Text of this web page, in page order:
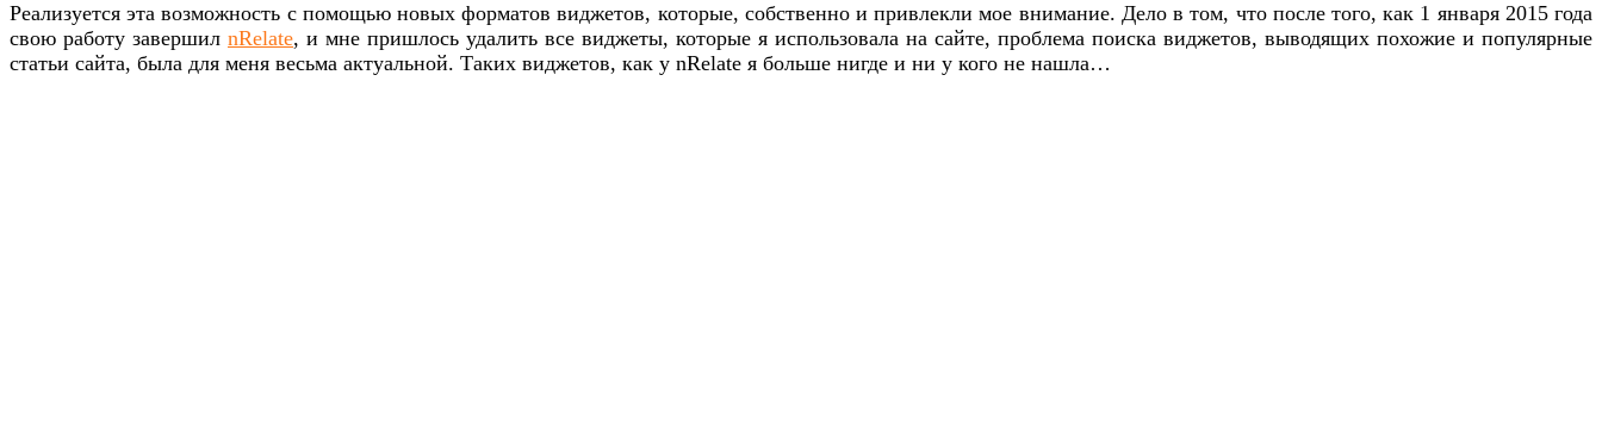
Реализуется эта возможность с помощью новых форматов виджетов, которые, собственно и привлекли мое внимание. Дело в том, что после того, как 1 января 2015 года
свою работу завершил nRelate, и мне пришлось удалить все виджеты, которые я использовала на сайте, проблема поиска виджетов, выводящих похожие и популярные
статьи сайта, была для меня весьма актуальной. Таких виджетов, как у nRelate я больше нигде и ни у кого не нашла…